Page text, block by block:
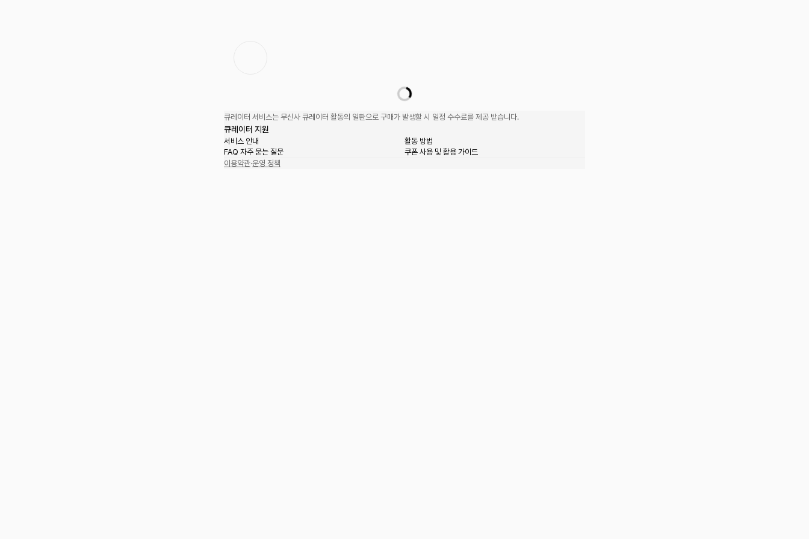
큐레이터 서비스는 무신사 큐레이터 활동의 일환으로 구매가 발생할 시 일정 수수료를 제공 받습니다.
큐레이터 지원
서비스 안내
활동 방법
FAQ 자주 묻는 질문
쿠폰 사용 및 활용 가이드
이용약관·운영 정책